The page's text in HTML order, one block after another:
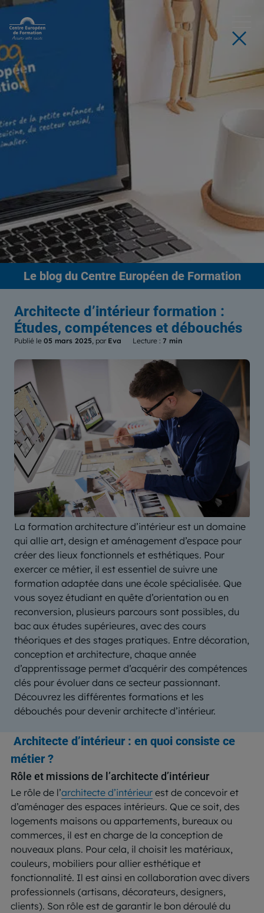
Le blogdu Centre Européen de Formation
Architecte d’intérieur formation :
Études, compétences et débouchés
Publié le 05 mars 2025, par Eva Lecture : 7 min
La formation architecture d’intérieur est un domaine
qui allie art, design et aménagement d’espace pour
créer des lieux fonctionnels et esthétiques. Pour
exercer ce métier, il est essentiel de suivre une
formation adaptée dans une école spécialisée. Que
vous soyez étudiant en quête d’orientation ou en
reconversion, plusieurs parcours sont possibles, du
bac aux études supérieures, avec des cours
théoriques et des stages pratiques. Entre décoration,
conception et architecture, chaque année
d’apprentissage permet d’acquérir des compétences
clés pour évoluer dans ce secteur passionnant.
Découvrez les différentes formations et les
débouchés pour devenir architecte d’intérieur.
Architecte d’intérieur : en quoi consiste ce
métier ?
Rôle et missions de l’architecte d’intérieur
Le rôle de l’architecte d’intérieur est de concevoir et
d’aménager des espaces intérieurs. Que ce soit, des
logements maisons ou appartements, bureaux ou
commerces, il est en charge de la conception de
nouveaux plans. Pour cela, il choisit les matériaux,
couleurs, mobiliers pour allier esthétique et
fonctionnalité. Il est ainsi en collaboration avec divers
professionnels (artisans, décorateurs, designers,
clients). Son rôle est de garantir le bon déroulé du